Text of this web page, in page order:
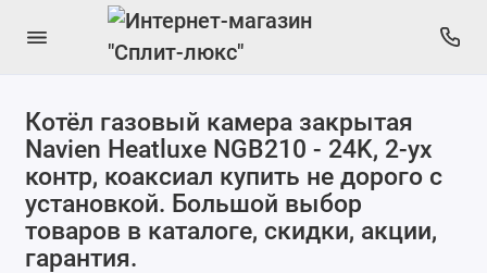
Котёл газовый камера закрытая
Navien Heatluxe NGB210 - 24K, 2-ух
контр, коаксиал купить не дорого с
установкой. Большой выбор
товаров в каталоге, скидки, акции,
гарантия.